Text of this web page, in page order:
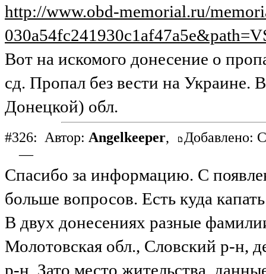
http://www.obd-memorial.ru/
Вот на искомого донесение о
сд. Пропал без вести на Украине.
Донецкой) обл.
#326: Автор: Angelkeeper,
Добавлено:
—
Спасибо за информацию. С
больше вопросов. Есть куда
В двух донесениях разные
Молотовская обл., Словский р-н,
р-н. Зато место жительства,